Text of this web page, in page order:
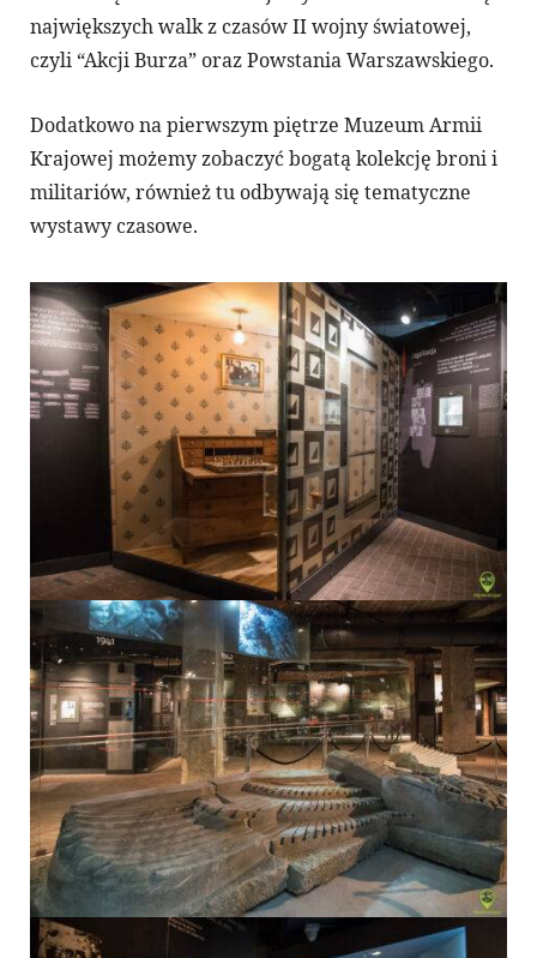
największych walk z czasów II wojny światowej,
czyli “Akcji Burza” oraz Powstania Warszawskiego.
Dodatkowo na pierwszym piętrze Muzeum Armii
Krajowej możemy zobaczyć bogatą kolekcję broni i
militariów, również tu odbywają się tematyczne
wystawy czasowe.